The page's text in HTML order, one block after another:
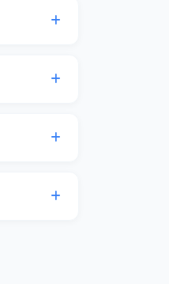
bilgisi